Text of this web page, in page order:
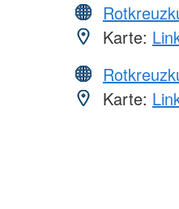
Karte:
Karte: